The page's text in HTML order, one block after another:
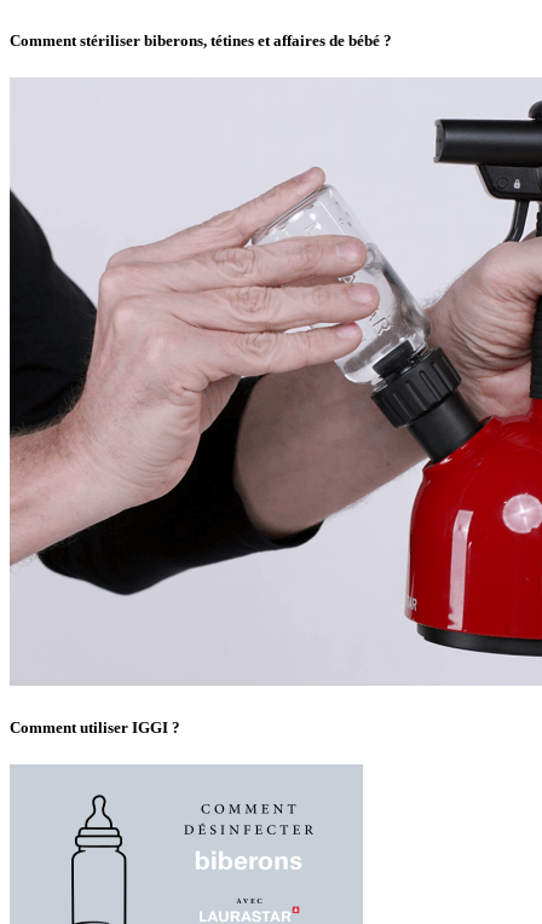
Comment stériliser biberons, tétines et affaires de bébé ?
Comment utiliser IGGI ?